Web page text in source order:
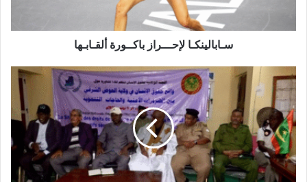
سـابالينكـا لإحـــراز باكــورة ألقـابـها